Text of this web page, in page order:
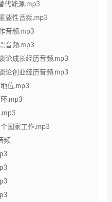
代能源.mp3
要性音频.mp3
音频.mp3
音频.mp3
论成长经历音频.mp3
论创业经历音频.mp3
位.mp3
.mp3
国家工作.mp3
频